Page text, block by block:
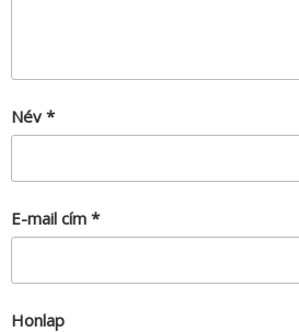
Név *
E-mail cím *
Honlap